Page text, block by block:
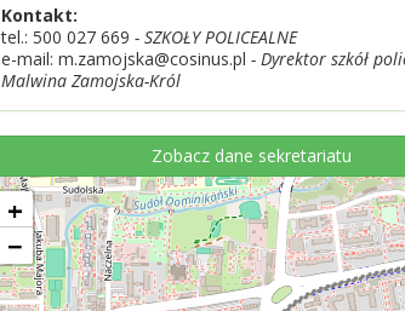
Kontakt:
tel.: 500 027 669 - SZKOŁY POLICEALNE
e-mail: m.zamojska@cosinus.pl - Dyrektor szkół
Malwina Zamojska-Król
Zobacz dane sekretariatu
+
−